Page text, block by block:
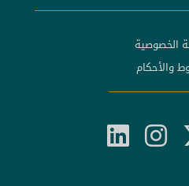
الخصوصية
والأحكام